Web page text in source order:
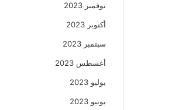
نوفمبر 2023
أكتوبر 2023
سبتمبر 2023
أغسطس 2023
يوليو 2023
يونيو 2023